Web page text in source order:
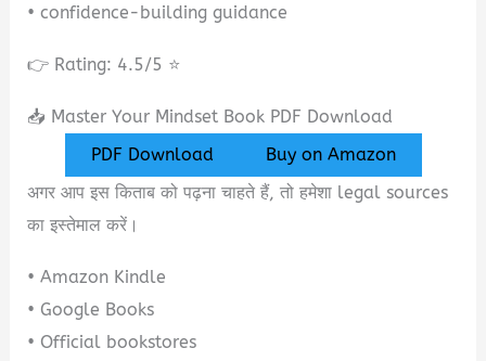
• confidence-building guidance
👉 Rating: 4.5/5 ⭐
📥 Master Your Mindset Book PDF Download
PDF Download
Buy on Amazon
अगर आप इस किताब को पढ़ना चाहते हैं, तो हमेशा legal sources
का इस्तेमाल करें।
• Amazon Kindle
• Google Books
• Official bookstores